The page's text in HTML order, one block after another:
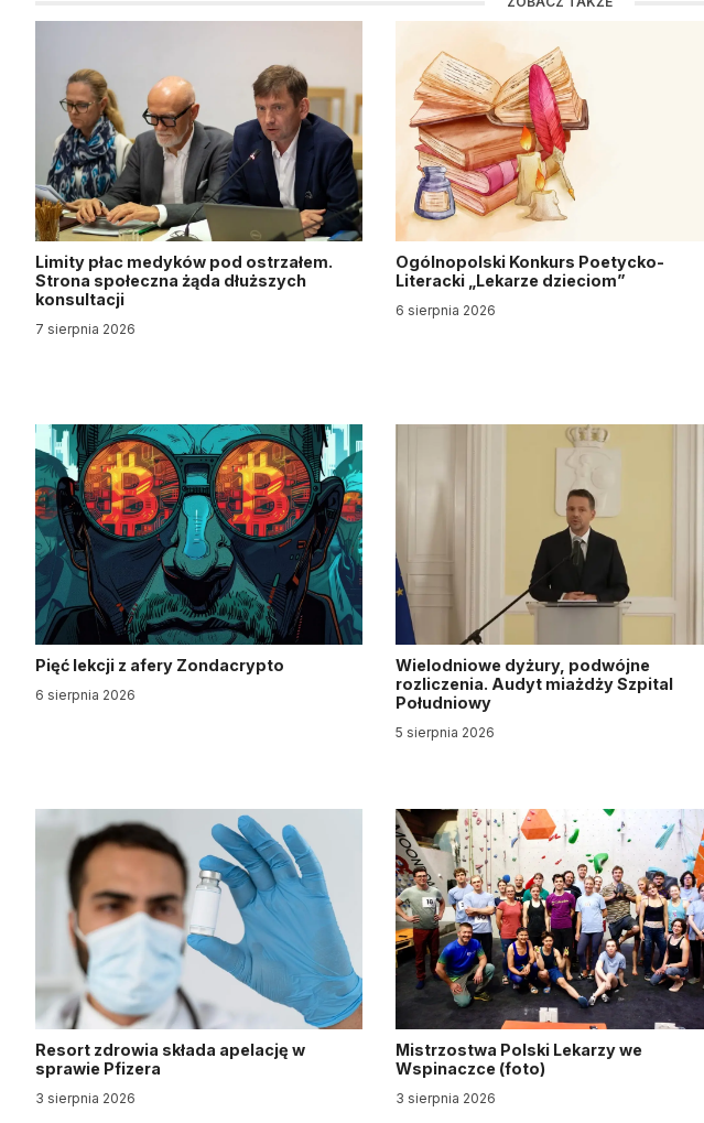
Limity płac medyków pod ostrzałem.
Strona społeczna żąda dłuższych
konsultacji
7 sierpnia 2026
Ogólnopolski Konkurs Poetycko-
Literacki „Lekarze dzieciom”
6 sierpnia 2026
Pięć lekcji z afery Zondacrypto
6 sierpnia 2026
Wielodniowe dyżury, podwójne
rozliczenia. Audyt miażdży Szpital
Południowy
5 sierpnia 2026
Resort zdrowia składa apelację w
sprawie Pfizera
3 sierpnia 2026
Mistrzostwa Polski Lekarzy we
Wspinaczce (foto)
3 sierpnia 2026